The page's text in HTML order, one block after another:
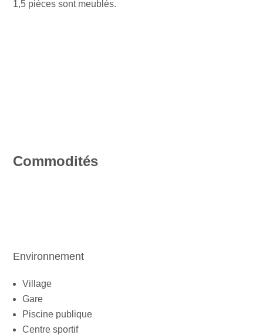
1,5 pièces sont meublés.
Commodités
Environnement
Village
Gare
Piscine publique
Centre sportif